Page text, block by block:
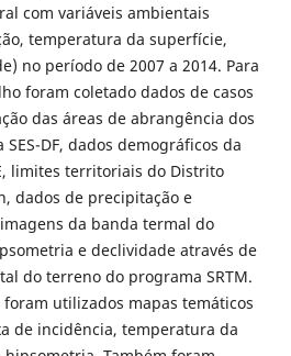
com variáveis ambientais
temperatura da superfície,
no período de 2007 a 2014. Para
foram coletado dados de casos
das áreas de abrangência dos
DF, dados demográficos da
limites territoriais do Distrito
dados de precipitação e
da banda termal do
e declividade através de
do terreno do programa SRTM.
utilizados mapas temáticos
de incidência, temperatura da